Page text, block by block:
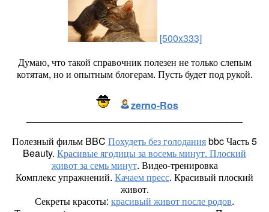
[500x333]
Думаю, что такой справочник полезен не только слепым
котятам, но и опытным блогерам. Пусть будет под рукой.
zerno-Ros
Полезный фильм BBC Похудеть без голоданияbbc Часть 5
Beauty. Красивые ягодицы за восемь минут. Плоский
живот за семь минут. Видео-тренировка
Комплекс упражнений. Качаем пресс. Красивый плоский
живот.
Секреты красоты: красивый живот после родов.